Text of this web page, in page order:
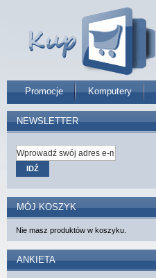
Promocje Komputery
NEWSLETTER
IDŹ
MÓJ KOSZYK
Nie masz produktów w koszyku.
ANKIETA